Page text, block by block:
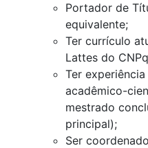
Portador de
equivalente;
Ter currículo
Lattes do
Ter
acadêmico-
mestrado
principal);
Ser